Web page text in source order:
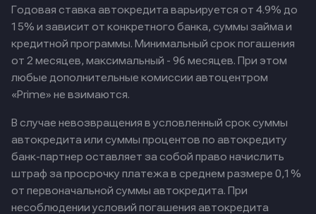
Годовая ставка автокредита варьируется от 4.9% до
15% и зависит от конкретного банка, суммы займа и
кредитной программы. Минимальный срок погашения
от 2 месяцев, максимальный - 96 месяцев. При этом
любые дополнительные комиссии автоцентром
«Prime» не взимаются.
В случае невозвращения в условленный срок суммы
автокредита или суммы процентов по автокредиту
банк-партнер оставляет за собой право начислить
штраф за просрочку платежа в среднем размере 0,1%
от первоначальной суммы автокредита. При
несоблюдении условий погашения автокредита